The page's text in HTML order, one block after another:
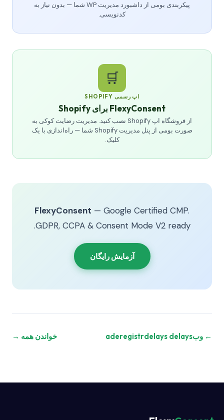
پیکربندی بومی از داشبورد مدیریت WP شما — بدون نیاز به
کدنویسی.
🛒
اپ رسمی SHOPIFY
FlexyConsent برای Shopify
از فروشگاه اپ Shopify نصب کنید. مدیریت رضایت کوکی به
صورت بومی از پنل مدیریت Shopify شما — راه‌اندازی با یک
کلیک.
FlexyConsent — Google Certified CMP.
GDPR, CCPA & Consent Mode V2 ready.
آزمایش رایگان
← وبaderegistrdelays delays خواندن همه →